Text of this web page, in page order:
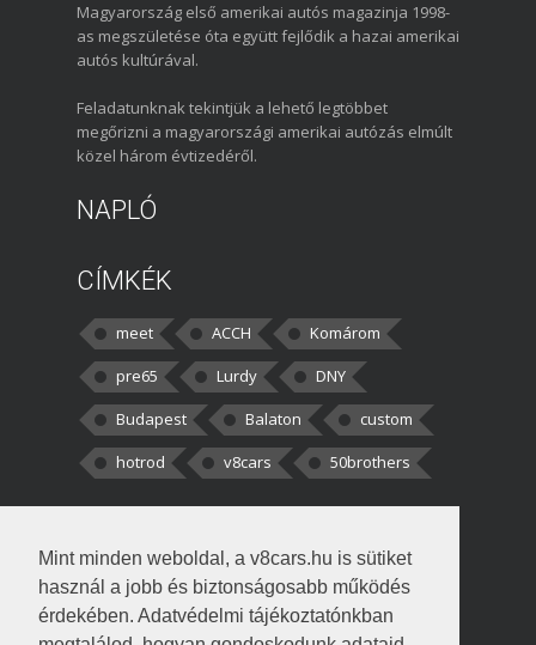
Mint minden weboldal, a v8cars.hu is sütiket
használ a jobb és biztonságosabb működés
érdekében. Adatvédelmi tájékoztatónkban
Magyarország első amerikai autós magazinja 1998-
as megszületése óta együtt fejlődik a hazai amerikai
autós kultúrával.
Feladatunknak tekintjük a lehető legtöbbet
megőrizni a magyarországi amerikai autózás elmúlt
közel három évtizedéről.
NAPLÓ
CÍMKÉK
meet ACCH
Komárom
pre65
Lurdy
DNY
Budapest
Balaton
custom
hotrod
v8cars 50brothers
kortisz:Elszúrtam! Én csak két
darabbaal számoltam. Nem tudtam, hogy fél autót,